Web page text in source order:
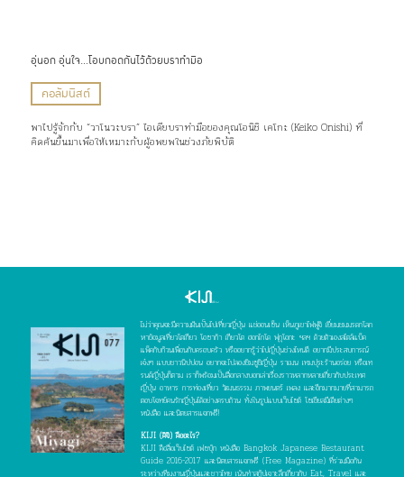
อุ่นอก อุ่นใจ…โอบกอดกันไว้ด้วยบราทำมือ
คอลัมนิสต์
พาไปรู้จักกับ “วาโนวะบรา” ไอเดียบราทำมือของคุณโอนิชิ เคโกะ (Keiko Onishi) ที่
คิดค้นขึ้นมาเพื่อให้เหมาะกับผู้อพยพในช่วงภัยพิบัติ
ไม่ว่าคุณจะมีความฝันเป็นไปเที่ยวญี่ปุ่น แช่ออนเซ็น เห็นภูเขาไฟฟูจิ เยี่ยมชมมรดกโลก
หาข้อมูลเที่ยวโตเกียว โอซาก้า เกียวโต ฮอกไกโด ฟุกุโอกะ ฯลฯ ด้วยตัวเองสไตล์แบ็ค
แพ็คกับก๊วนเพื่อนกับครอบครัว หรืออยากรู้ว่าไปญี่ปุ่นช่วงไหนดี อยากมีประสบการณ์
เจ๋งๆ แบบชาวนิปปอน อยากจะไปลองชิมซูชิญี่ปุ่น ราเมน เทมปุระร้านอร่อย หรือเท
รนด์ญี่ปุ่นก็ตาม เราก็พร้อมเป็นสื่อกลางบอกเล่าเรื่องราวหลากหลายเกี่ยวกับประเทศ
ญี่ปุ่น อาหาร การท่องเที่ยว วัฒนธรรม ภาพยนตร์ เพลง และอีกมากมายที่สามารถ
ตอบโจทย์คนรักญี่ปุ่นได้อย่างครบถ้วน ทั้งในรูปแบบเว็บไซต์ โซเชียลมีเดียต่างๆ
หนังสือ และนิตยสารแจกฟรี!
KIJI (คิจิ) คืออะไร?
KIJI คือสื่อเว็บไซต์ เฟซบุ๊ก หนังสือ Bangkok Japanese Restaurant
Guide 2016-2017 และนิตยสารแจกฟรี (Free Magazine) ที่ร่วมมือกัน
ระหว่างทีมงานญี่ปุ่นและชาวไทย เน้นทำสกู๊ปเจาะลึกเกี่ยวกับ Eat, Travel และ